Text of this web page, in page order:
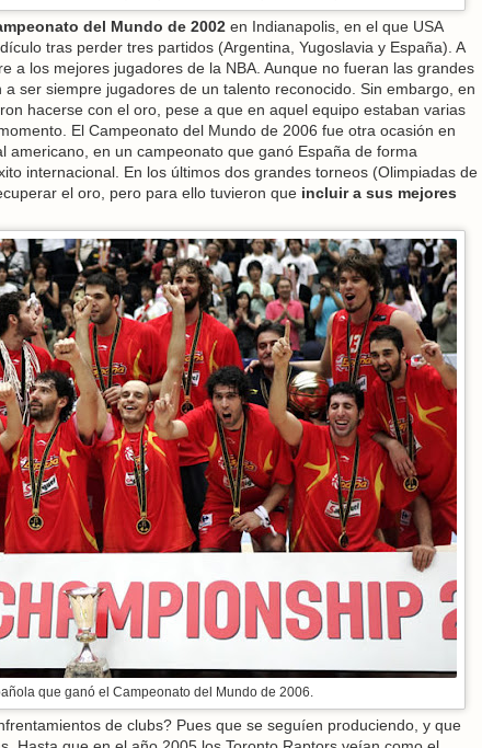
del Mundo de 2002 en Indianapolis, en el que USA
tras perder tres partidos (Argentina, Yugoslavia y España). A
a los mejores jugadores de la NBA. Aunque no fueran las grandes
ser siempre jugadores de un talento reconocido. Sin embargo, en
hacerse con el oro, pese a que en aquel equipo estaban varias
El Campeonato del Mundo de 2006 fue otra ocasión en
americano, en un campeonato que ganó España de forma
internacional. En los últimos dos grandes torneos (Olimpiadas de
el oro, pero para ello tuvieron que incluir a sus mejores
que ganó el Campeonato del Mundo de 2006.
de clubs? Pues que se seguíen produciendo, y que